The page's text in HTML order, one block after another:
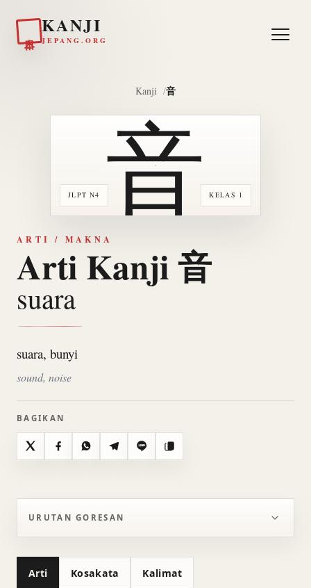
KANJI
JEPANG.ORG
Kanji 音
JLPT N4 KELAS 1
音
ARTI / MAKNA
Arti Kanji 音
suara
suara, bunyi
sound, noise
BAGIKAN
X FacebookWhatsAppTelegramLine Salin
URUTAN GORESAN
Arti Kosakata Kalimat